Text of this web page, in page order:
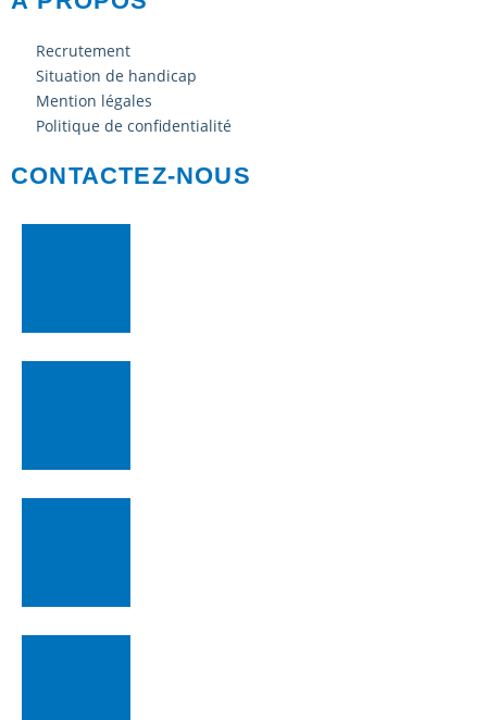
Recrutement
Situation de handicap
Mention légales
Politique de confidentialité
CONTACTEZ-NOUS